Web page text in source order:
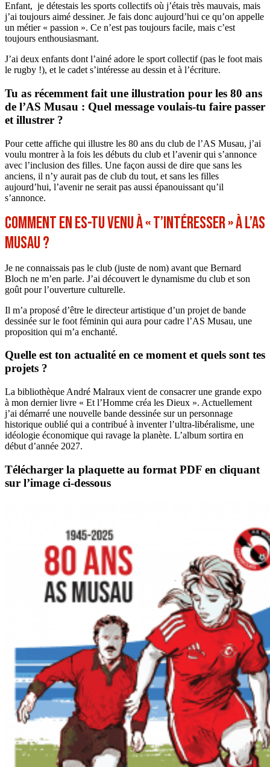
Enfant, je détestais les sports collectifs où j’étais très mauvais, mais
j’ai toujours aimé dessiner. Je fais donc aujourd’hui ce qu’on appelle
un métier « passion ». Ce n’est pas toujours facile, mais c’est
toujours enthousiasmant.
J’ai deux enfants dont l’ainé adore le sport collectif (pas le foot mais
le rugby !), et le cadet s’intéresse au dessin et à l’écriture.
Tu as récemment fait une illustration pour les 80 ans
de l’AS Musau : Quel message voulais-tu faire passer
et illustrer ?
Pour cette affiche qui illustre les 80 ans du club de l’AS Musau, j’ai
voulu montrer à la fois les débuts du club et l’avenir qui s’annonce
avec l’inclusion des filles. Une façon aussi de dire que sans les
anciens, il n’y aurait pas de club du tout, et sans les filles
aujourd’hui, l’avenir ne serait pas aussi épanouissant qu’il
s’annonce.
Comment en es-tu venu à « t’intéresser » à l’AS
Musau ?
Je ne connaissais pas le club (juste de nom) avant que Bernard
Bloch ne m’en parle. J’ai découvert le dynamisme du club et son
goût pour l’ouverture culturelle.
Il m’a proposé d’être le directeur artistique d’un projet de bande
dessinée sur le foot féminin qui aura pour cadre l’AS Musau, une
proposition qui m’a enchanté.
Quelle est ton actualité en ce moment et quels sont tes
projets ?
La bibliothèque André Malraux vient de consacrer une grande expo
à mon dernier livre « Et l’Homme créa les Dieux ». Actuellement
j’ai démarré une nouvelle bande dessinée sur un personnage
historique oublié qui a contribué à inventer l’ultra-libéralisme, une
idéologie économique qui ravage la planète. L’album sortira en
début d’année 2027.
Télécharger la plaquette au format PDF en cliquant
sur l’image ci-dessous